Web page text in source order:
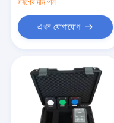
পণ্য
ভিআর শো
সর্বশেষ দাম পান
এখন যোগাযোগ